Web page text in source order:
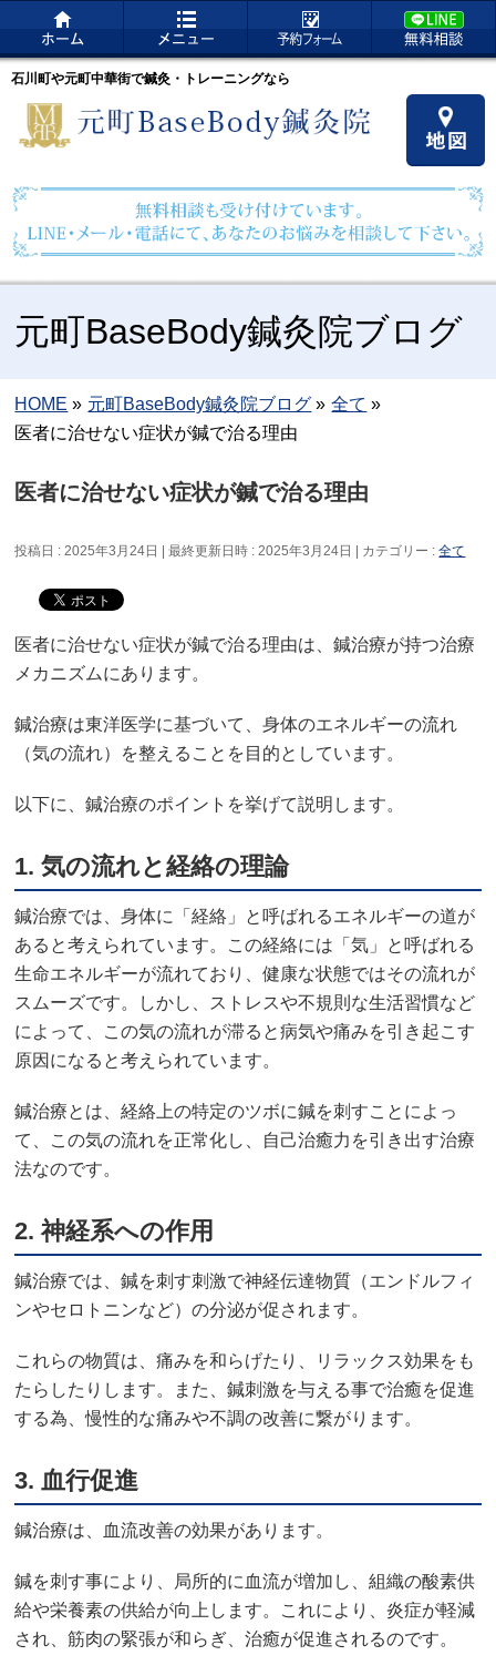
石川町や元町中華街で鍼灸・トレーニングなら
元町BaseBody鍼灸院ブログ
HOME » 元町BaseBody鍼灸院ブログ » 全て »
医者に治せない症状が鍼で治る理由
医者に治せない症状が鍼で治る理由
投稿日 : 2025年3月24日 最終更新日時 : 2025年3月24日 カテゴリー :全て
医者に治せない症状が鍼で治る理由は、鍼治療が持つ治療
メカニズムにあります。
鍼治療は東洋医学に基づいて、身体のエネルギーの流れ
（気の流れ）を整えることを目的としています。
以下に、鍼治療のポイントを挙げて説明します。
1.気の流れと経絡の理論
鍼治療では、身体に「経絡」と呼ばれるエネルギーの道が
あると考えられています。この経絡には「気」と呼ばれる
生命エネルギーが流れており、健康な状態ではその流れが
スムーズです。しかし、ストレスや不規則な生活習慣など
によって、この気の流れが滞ると病気や痛みを引き起こす
原因になると考えられています。
鍼治療とは、経絡上の特定のツボに鍼を刺すことによっ
て、この気の流れを正常化し、自己治癒力を引き出す治療
法なのです。
2.神経系への作用
鍼治療では、鍼を刺す刺激で神経伝達物質（エンドルフィ
ンやセロトニンなど）の分泌が促されます。
これらの物質は、痛みを和らげたり、リラックス効果をも
たらしたりします。また、鍼刺激を与える事で治癒を促進
する為、慢性的な痛みや不調の改善に繋がります。
3.血行促進
鍼治療は、血流改善の効果があります。
鍼を刺す事により、局所的に血流が増加し、組織の酸素供
給や栄養素の供給が向上します。これにより、炎症が軽減
され、筋肉の緊張が和らぎ、治癒が促進されるのです。